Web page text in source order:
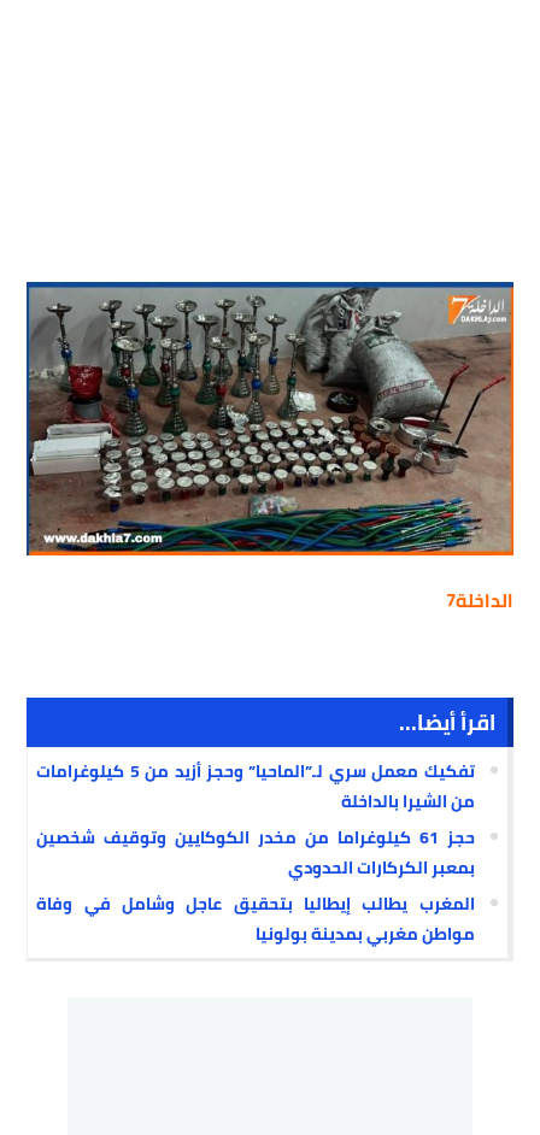
الداخلة7
اقرأ أيضا...
تفكيك معمل سري لـ”الماحيا” وحجز أزيد من 5 كيلوغرامات
من الشيرا بالداخلة
حجز 61 كيلوغراما من مخدر الكوكايين وتوقيف شخصين
بمعبر الكركارات الحدودي
المغرب يطالب إيطاليا بتحقيق عاجل وشامل في وفاة
مواطن مغربي بمدينة بولونيا